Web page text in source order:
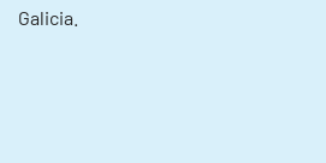
Galicia.